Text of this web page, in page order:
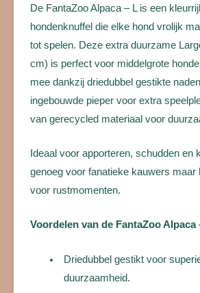
De FantaZoo Alpaca – L is een
hondenknuffel die elke hond vrolijk
tot spelen. Deze extra duurzame
cm) is perfect voor middelgrote
mee dankzij driedubbel gestikte
ingebouwde pieper voor extra
van gerecycled materiaal voor
Ideaal voor apporteren, schudden en
genoeg voor fanatieke kauwers maar
voor rustmomenten.
Voordelen van de FantaZoo Alpaca
Driedubbel gestikt voor
duurzaamheid.